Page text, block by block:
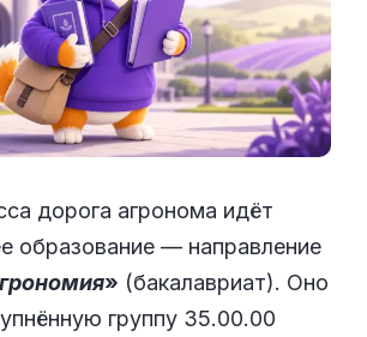
дорога агронома идёт
образование — направление
» (бакалавриат). Оно
группу 35.00.00